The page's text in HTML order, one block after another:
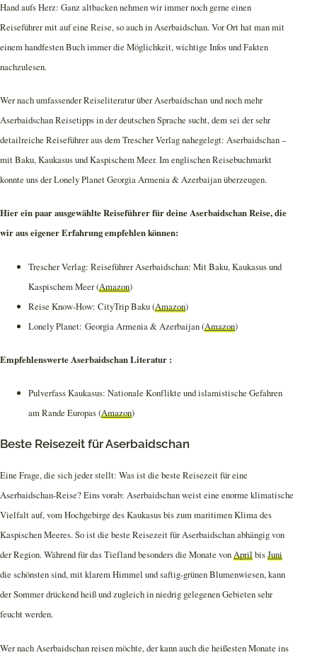
Hand aufs Herz: Ganz altbacken nehmen wir immer noch gerne einen
Reiseführer mit auf eine Reise, so auch in Aserbaidschan. Vor Ort hat man mit
einem handfesten Buch immer die Möglichkeit, wichtige Infos und Fakten
nachzulesen.
Wer nach umfassender Reiseliteratur über Aserbaidschan und noch mehr
Aserbaidschan Reisetipps in der deutschen Sprache sucht, dem sei der sehr
detailreiche Reiseführer aus dem Trescher Verlag nahegelegt: Aserbaidschan –
mit Baku, Kaukasus und Kaspischem Meer. Im englischen Reisebuchmarkt
konnte uns der Lonely Planet Georgia Armenia & Azerbaijan überzeugen.
Hier ein paar ausgewählte Reiseführer für deine Aserbaidschan Reise, die
wir aus eigener Erfahrung empfehlen können:
Trescher Verlag: Reiseführer Aserbaidschan: Mit Baku, Kaukasus und
Kaspischem Meer (Amazon)
Reise Know-How: CityTrip Baku (Amazon)
Lonely Planet: Georgia Armenia & Azerbaijan (Amazon)
Empfehlenswerte Aserbaidschan Literatur :
Pulverfass Kaukasus: Nationale Konflikte und islamistische Gefahren
am Rande Europas (Amazon)
Beste Reisezeit für Aserbaidschan
Eine Frage, die sich jeder stellt: Was ist die beste Reisezeit für eine
Aserbaidschan-Reise? Eins vorab: Aserbaidschan weist eine enorme klimatische
Vielfalt auf, vom Hochgebirge des Kaukasus bis zum maritimen Klima des
Kaspischen Meeres. So ist die beste Reisezeit für Aserbaidschan abhängig von
der Region. Während für das Tiefland besonders die Monate vonAprilbisJuni
die schönsten sind, mit klarem Himmel und saftig-grünen Blumenwiesen, kann
der Sommer drückend heiß und zugleich in niedrig gelegenen Gebieten sehr
feucht werden.
Wer nach Aserbaidschan reisen möchte, der kann auch die heißesten Monate ins